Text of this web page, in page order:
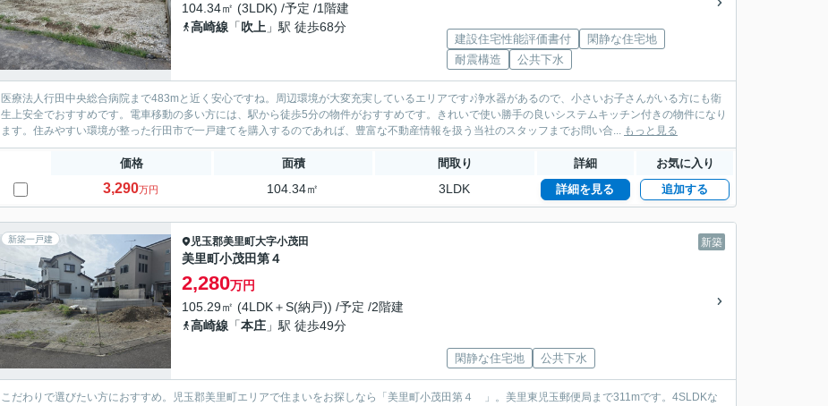
104.34㎡ (3LDK) /予定 /1階建
高崎線 「吹上 」駅 徒歩68分
建設住宅性能評価書付
閑静な住宅地
耐震構造
公共下水
医療法人行田中央総合病院まで483mと近く安心ですね。周辺環境が大変充実しているエリアです♪浄水器があるので、小さいお子さんがいる方にも衛
生上安全でおすすめです。電車移動の多い方には、駅から徒歩5分の物件がおすすめです。きれいで使い勝手の良いシステムキッチン付きの物件になり
ます。住みやすい環境が整った行田市で一戸建てを購入するのであれば、豊富な不動産情報を扱う当社のスタッフまでお問い合... もっと見る
価格 面積 間取り 詳細 お気に入り
3,290万円 104.34㎡ 3LDK 詳細を見る 追加する
新築一戸建 新築
児玉郡美里町大字小茂田
美里町小茂田第４
2,280万円
105.29㎡ (4LDK＋S(納戸)) /予定 /2階建
高崎線 「本庄 」駅 徒歩49分
閑静な住宅地 公共下水
こだわりで選びたい方におすすめ。児玉郡美里町エリアで住まいをお探しなら「美里町小茂田第４ 」。美里東児玉郵便局まで311mです。4SLDKな